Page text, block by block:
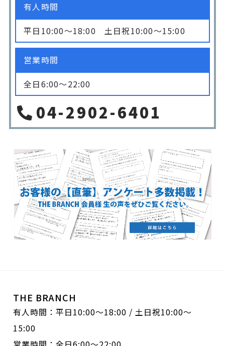
有人時間
平日10:00〜18:00 土日祝10:00〜15:00
営業時間
全日6:00〜22:00
04-2902-6401
THE BRANCH
有人時間：平日10:00〜18:00 / 土日祝10:00〜
15:00